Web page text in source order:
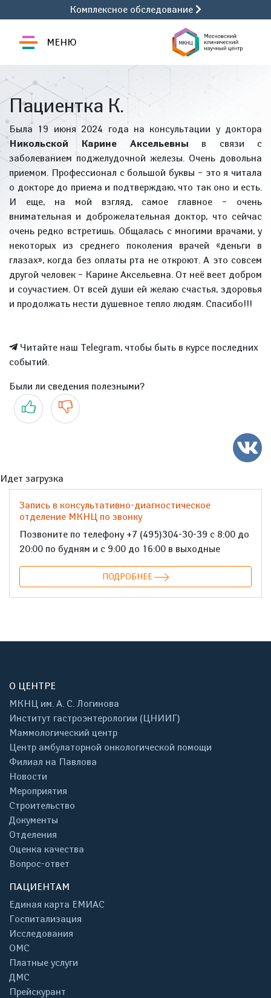
Комплексное обследование
МЕНЮ
Пациентка К.
Была 19 июня 2024 года на консультации у доктора
Никольской Карине Аксельевны в связи с
заболеванием поджелудочной железы. Очень довольна
приемом. Профессионал с большой буквы – это я читала
о докторе до приема и подтверждаю, что так оно и есть.
И еще, на мой взгляд, самое главное – очень
внимательная и доброжелательная доктор, что сейчас
очень редко встретишь. Общалась с многими врачами, у
некоторых из среднего поколения врачей «деньги в
глазах», когда без оплаты рта не откроют. А это совсем
другой человек – Карине Аксельевна. От неё веет добром
и соучастием. От всей души ей желаю счастья, здоровья
и продолжать нести душевное тепло людям. Спасибо!!!
Читайте наш Telegram, чтобы быть в курсе последних
событий.
Были ли сведения полезными?
Да Нет
Идет загрузка
Запись в консультативно-диагностическое
отделение МКНЦ по звонку
Позвоните по телефону +7 (495)304-30-39 с 8:00 до
20:00 по будням и с 9:00 до 16:00 в выходные
ПОДРОБНЕЕ
О ЦЕНТРЕ
МКНЦ им. А. С. Логинова
Институт гастроэнтерологии (ЦНИИГ)
Маммологический центр
Центр амбулаторной онкологической помощи
Филиал на Павлова
Новости
Мероприятия
Строительство
Документы
Отделения
Оценка качества
Вопрос-ответ
ПАЦИЕНТАМ
Единая карта ЕМИАС
Госпитализация
Исследования
ОМС
Платные услуги
ДМС
Прейскурант